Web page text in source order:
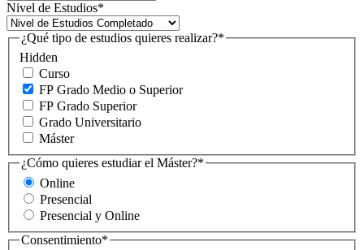
Nivel de Estudios*
Hidden
¿Qué tipo de estudios quieres realizar?*
Curso
FP Grado Medio o Superior
FP Grado Superior
Grado Universitario
Máster
¿Cómo quieres estudiar el Máster?*
Online
Presencial
Presencial y Online
Consentimiento*